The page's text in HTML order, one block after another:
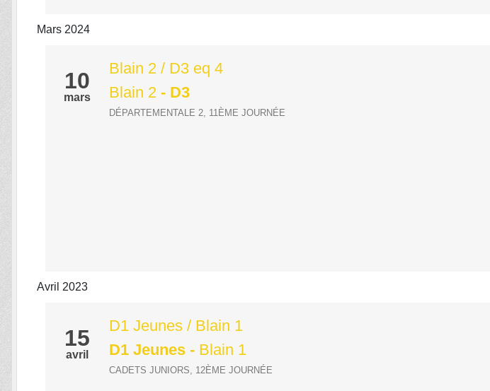
Mars 2024
10
mars
Blain 2 / D3 eq 4
Blain 2 - D3
DÉPARTEMENTALE 2, 11ÈME JOURNÉE
Avril 2023
15
avril
D1 Jeunes / Blain 1
D1 Jeunes - Blain 1
CADETS JUNIORS, 12ÈME JOURNÉE